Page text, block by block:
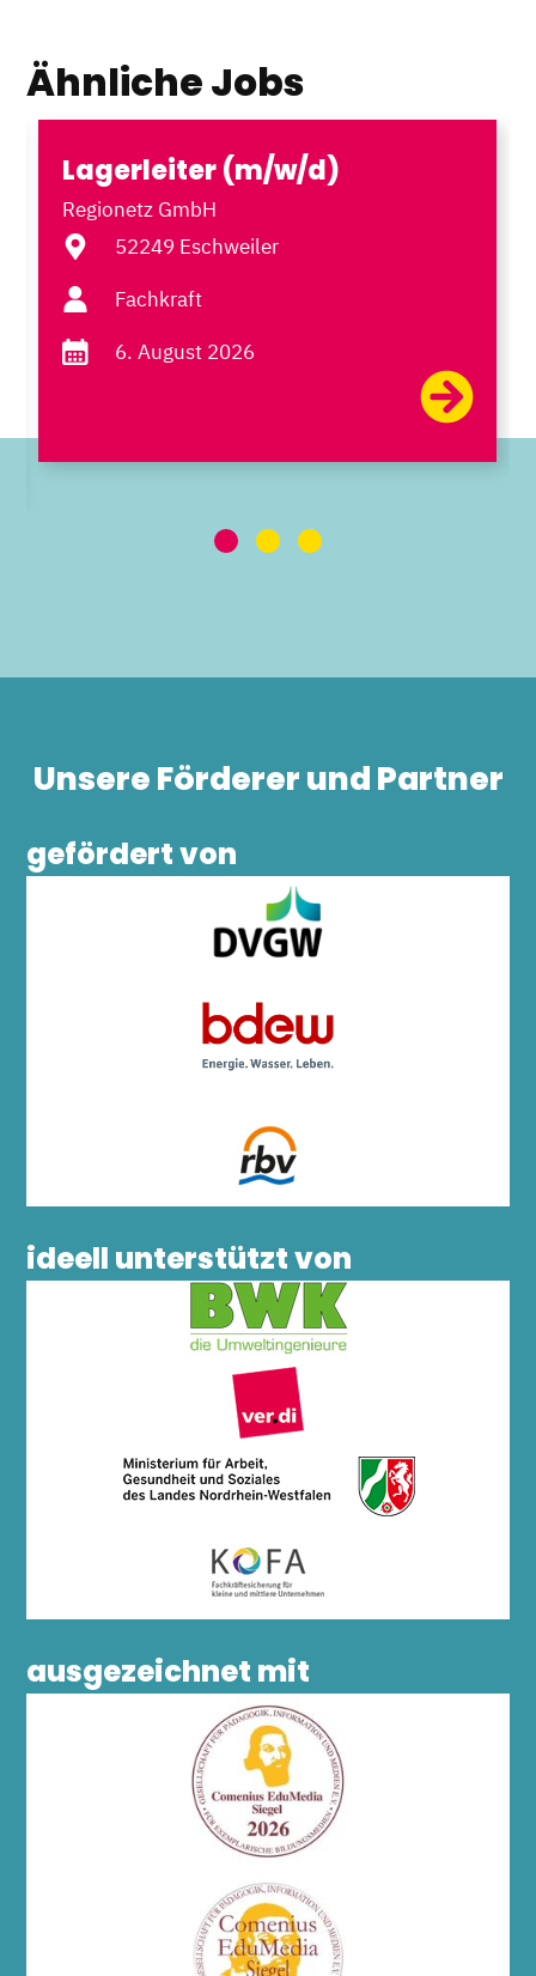
Ähnliche Jobs
Lagerleiter (m/w/d)
Regionetz GmbH
52249 Eschweiler
Fachkraft
6. August 2026
Unsere Förderer und Partner
gefördert von
ideell unterstützt von
ausgezeichnet mit